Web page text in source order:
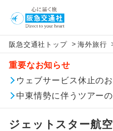
阪急交通社トップ > 海外旅行
重要なお知らせ
ウェブサービス休止の
中東情勢に伴うツアー
ジェットスター航
旅行代金に、以下の料
ん。別途お支払が必要
【日本国内空港施設使
成田空港(第3ターミナ
大人（12歳以上）
このツアーは以下の出
加いただけます。
※リクエスト受付の場合、
せていただきます。
追加代金にて各地発着
アイコン
添乗員同行
往路出発
（駅）ま
現地到着
たします